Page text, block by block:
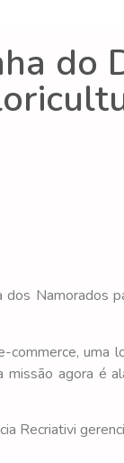
do
dos Namorados
commerce, uma
agora é
Recriativi